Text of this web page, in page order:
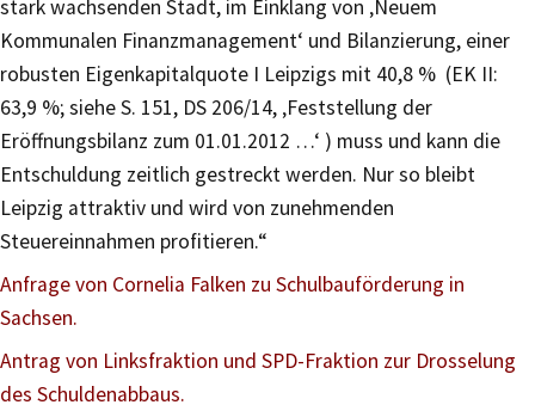
stark wachsenden Stadt, im Einklang von ‚Neuem
Kommunalen Finanzmanagement‘ und Bilanzierung, einer
robusten Eigenkapitalquote I Leipzigs mit 40,8 % (EK II:
63,9 %; siehe S. 151, DS 206/14, ‚Feststellung der
Eröffnungsbilanz zum 01.01.2012 …‘ ) muss und kann die
Entschuldung zeitlich gestreckt werden. Nur so bleibt
Leipzig attraktiv und wird von zunehmenden
Steuereinnahmen profitieren.“
Anfrage von Cornelia Falken zu Schulbauförderung in
Sachsen.
Antrag von Linksfraktion und SPD-Fraktion zur Drosselung
des Schuldenabbaus.